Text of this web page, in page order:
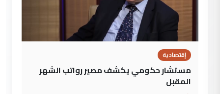
إقتصادية
مستشار حكومي يكشف مصير رواتب الشهر
المقبل